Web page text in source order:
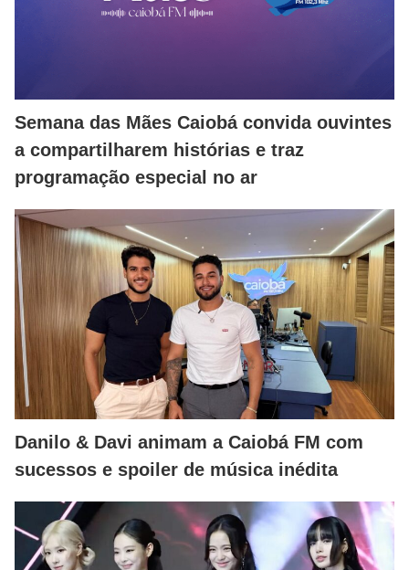
Semana das Mães Caiobá convida ouvintes
a compartilharem histórias e traz
programação especial no ar
Danilo & Davi animam a Caiobá FM com
sucessos e spoiler de música inédita